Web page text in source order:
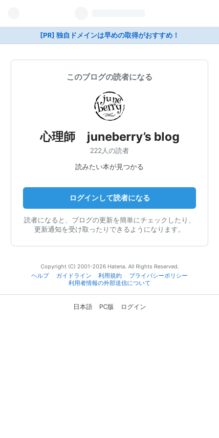
[PR] 独自ドメインは早めの取得がおすすめ！
このブログの読者になる
心理師 juneberry’s blog
222人の読者
読みたい本が見つかる
ログインして読者になる
読者になると、ブログの更新を簡単にチェックしたり、
更新通知を受け取ったりできるようになります。
Copyright (C) 2001-2026 Hatena. All Rights Reserved.
ヘルプ
ガイドライン 利用規約
プライバシーポリシー
利用者情報の外部送信について
日本語 PC版 ログイン